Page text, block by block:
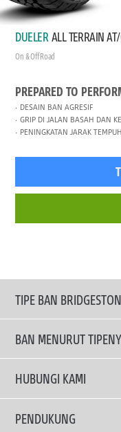
DUELER ALL TERRAIN
On & Off Road
PREPARED TO
DESAIN BAN AGRESIF
GRIP DI JALAN BASAH DAN
PENINGKATAN JARAK TEMPUH
TIPE BAN
BAN MENURUT
Ban ENLITEN
Ban Performa
HUBUNGI KAMI
Email Kami
PENDUKUNG